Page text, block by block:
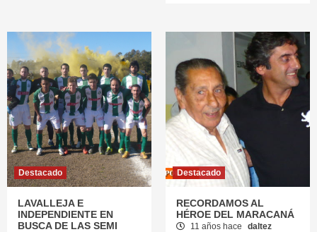
Destacado
LAVALLEJA E
INDEPENDIENTE EN
BUSCA DE LAS SEMI
Destacado
RECORDAMOS AL
HÉROE DEL MARACANÁ
11 años hace daltez